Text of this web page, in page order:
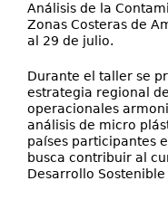
Análisis de la
Zonas Costeras de
al 29 de julio.
Durante el taller se
estrategia regional
operacionales
análisis de micro
países participantes
busca contribuir al
Desarrollo